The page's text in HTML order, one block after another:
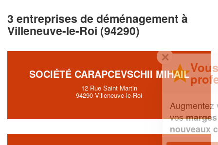
3 entreprises de déménagement à
Villeneuve-le-Roi (94290)
SOCIÉTÉ CARAPCEVSCHII MIHAIL
12 Rue Saint Martin
94290 Villeneuve-le-Roi
Vous êtes un
professionnel ?
chiffre d'affaireset
vosmargestout en gagnant de